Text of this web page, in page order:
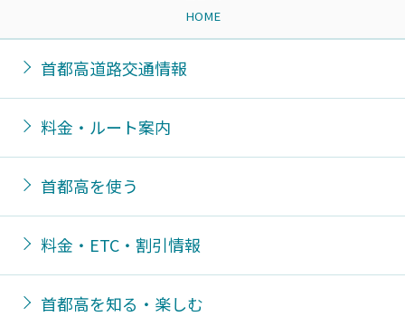
HOME
首都高道路交通情報
料金・ルート案内
首都高を使う
料金・ETC・割引情報
首都高を知る・楽しむ